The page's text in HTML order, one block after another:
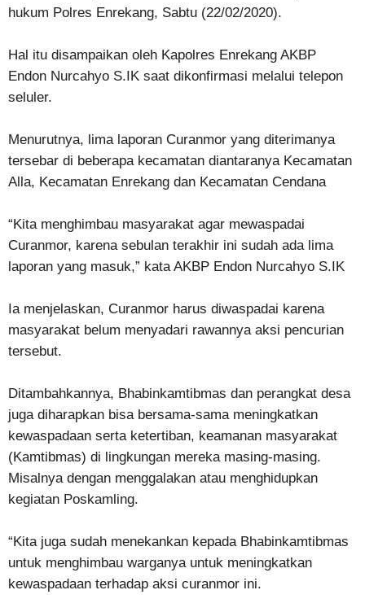
hukum Polres Enrekang, Sabtu (22/02/2020).
Hal itu disampaikan oleh Kapolres Enrekang AKBP
Endon Nurcahyo S.IK saat dikonfirmasi melalui telepon
seluler.
Menurutnya, lima laporan Curanmor yang diterimanya
tersebar di beberapa kecamatan diantaranya Kecamatan
Alla, Kecamatan Enrekang dan Kecamatan Cendana
“Kita menghimbau masyarakat agar mewaspadai
Curanmor, karena sebulan terakhir ini sudah ada lima
laporan yang masuk,” kata AKBP Endon Nurcahyo S.IK
Ia menjelaskan, Curanmor harus diwaspadai karena
masyarakat belum menyadari rawannya aksi pencurian
tersebut.
Ditambahkannya, Bhabinkamtibmas dan perangkat desa
juga diharapkan bisa bersama-sama meningkatkan
kewaspadaan serta ketertiban, keamanan masyarakat
(Kamtibmas) di lingkungan mereka masing-masing.
Misalnya dengan menggalakan atau menghidupkan
kegiatan Poskamling.
“Kita juga sudah menekankan kepada Bhabinkamtibmas
untuk menghimbau warganya untuk meningkatkan
kewaspadaan terhadap aksi curanmor ini.